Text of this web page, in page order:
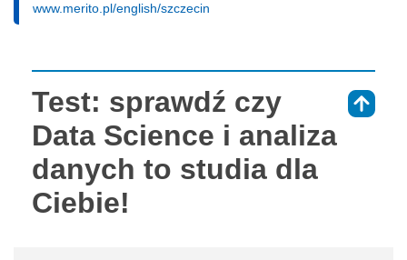
www.merito.pl/english/szczecin
Test: sprawdź czy
Data Science i analiza
danych to studia dla
Ciebie!